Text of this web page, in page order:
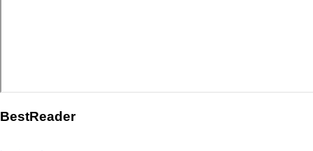
BestReader